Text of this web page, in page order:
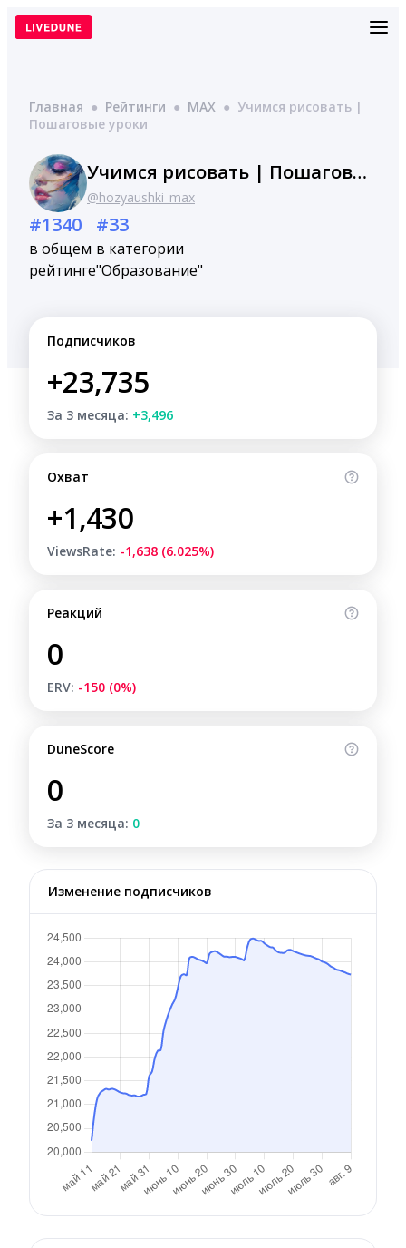
Перейти
Главная ● Рейтинги ● MAX ● Учимся рисовать |
Пошаговые уроки
Учимся рисовать | Пошаговые уроки
@hozyaushki_max
#1340
в общем
рейтинге
#33
в категории
"Образование"
Подписчиков
+23,735
За 3 месяца: +3,496
Охват
+1,430
ViewsRate: -1,638 (6.025%)
Реакций
0
ERV: -150 (0%)
DuneScore
0
За 3 месяца: 0
Изменение подписчиков